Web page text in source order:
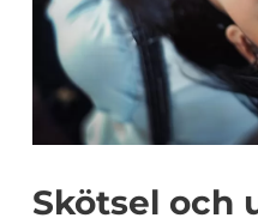
Skötsel och